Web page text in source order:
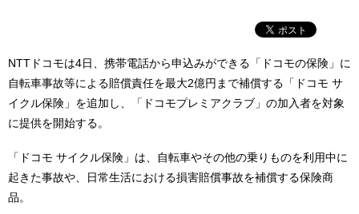
NTTドコモは4日、携帯電話から申込みができる「ドコモの保険」に
自転車事故等による賠償責任を最大2億円まで補償する「ドコモ サ
イクル保険」を追加し、「ドコモプレミアクラブ」の加入者を対象
に提供を開始する。
「ドコモ サイクル保険」は、自転車やその他の乗りものを利用中に
起きた事故や、日常生活における損害賠償事故を補償する保険商
品。